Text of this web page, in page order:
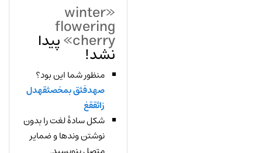
«winter
flowering
cherry» پیدا
نشد!
منظور شما این بود؟
صهدفثق بمخصثقهدل
زاثققغ
شکل سادهٔ لغت را بدون
نوشتن وندها و ضمایر